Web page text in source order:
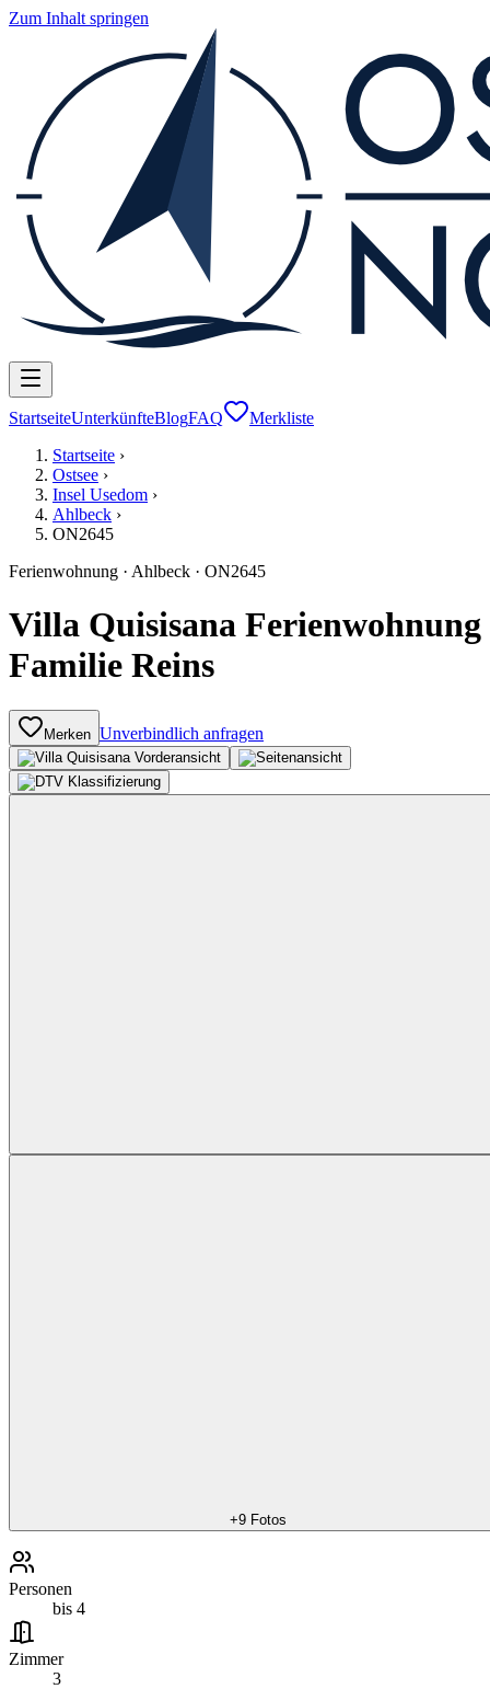
Zum Inhalt springen
StartseiteUnterkünfteBlogFAQ
Merkliste
Startseite ›
Ostsee ›
Insel Usedom ›
Ahlbeck ›
ON2645
Ferienwohnung · Ahlbeck · ON2645
Villa Quisisana Ferienwohnung
Familie Reins
Merken Unverbindlich anfragen
+9 Fotos
Personen
bis 4
Zimmer
3